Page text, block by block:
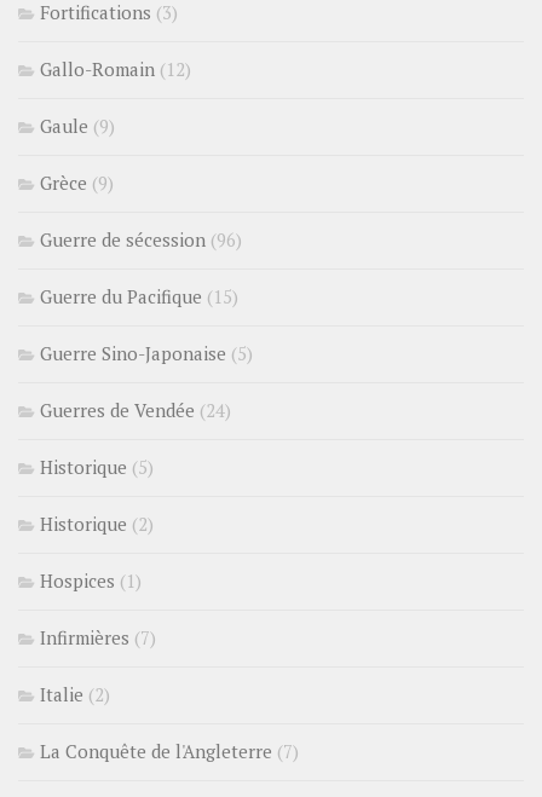
Fortifications (3)
Gallo-Romain (12)
Gaule (9)
Grèce (9)
Guerre de sécession (96)
Guerre du Pacifique (15)
Guerre Sino-Japonaise (5)
Guerres de Vendée (24)
Historique (5)
Historique (2)
Hospices (1)
Infirmières (7)
Italie (2)
La Conquête de l'Angleterre (7)